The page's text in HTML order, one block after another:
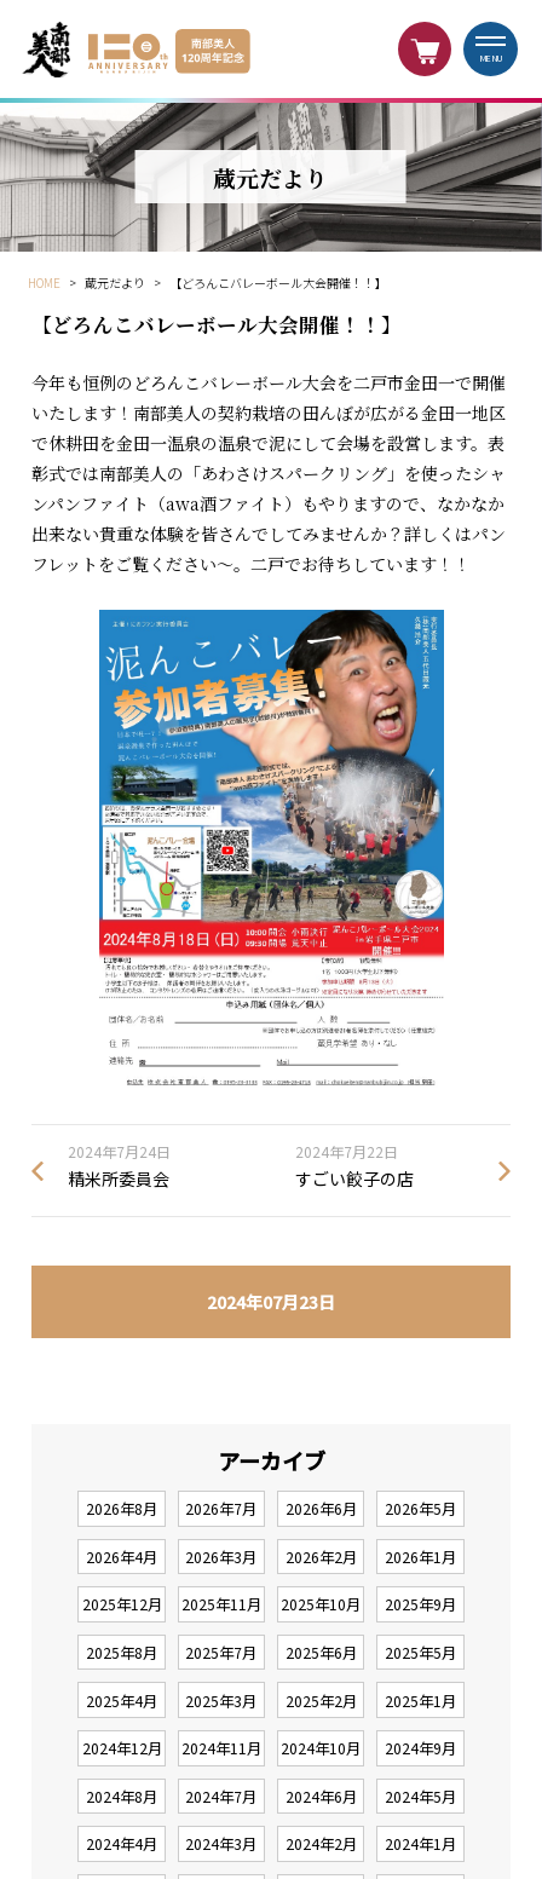
MENU
蔵元だより
HOME > 蔵元だより > 【どろんこバレーボール大会開催！！】
2024年07月23日
【どろんこバレーボール大会開催！！】
今年も恒例のどろんこバレーボール大会を二戸市金田一で開催
いたします！南部美人の契約栽培の田んぼが広がる金田一地区
で休耕田を金田一温泉の温泉で泥にして会場を設営します。表
彰式では南部美人の「あわさけスパークリング」を使ったシャ
ンパンファイト（awa酒ファイト）もやりますので、なかなか
出来ない貴重な体験を皆さんでしてみませんか？詳しくはパン
フレットをご覧ください～。二戸でお待ちしています！！
2024年7月24日
精米所委員会
2024年7月22日
すごい餃子の店
アーカイブ
2026年8月 2026年7月 2026年6月 2026年5月
2026年4月 2026年3月 2026年2月 2026年1月
2025年12月 2025年11月 2025年10月 2025年9月
2025年8月 2025年7月 2025年6月 2025年5月
2025年4月 2025年3月 2025年2月 2025年1月
2024年12月 2024年11月 2024年10月 2024年9月
2024年8月 2024年7月 2024年6月 2024年5月
2024年4月 2024年3月 2024年2月 2024年1月